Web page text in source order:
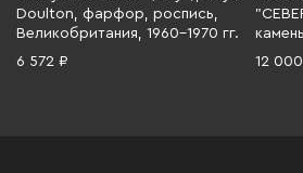
Doulton, фарфор, роспись,
Великобритания, 1960-1970 гг.
6 572 ₽
1990 гг.
12